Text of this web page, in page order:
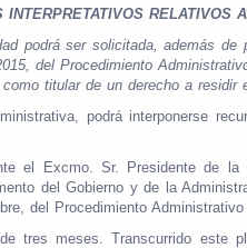
INTERPRETATIVOS
podrá ser solicitada, además
del Procedimiento
titular de un derecho a
podrá interponerse
el Excmo. Sr. Presidente de
del Gobierno y de la
del Procedimiento
tres meses. Transcurrido este